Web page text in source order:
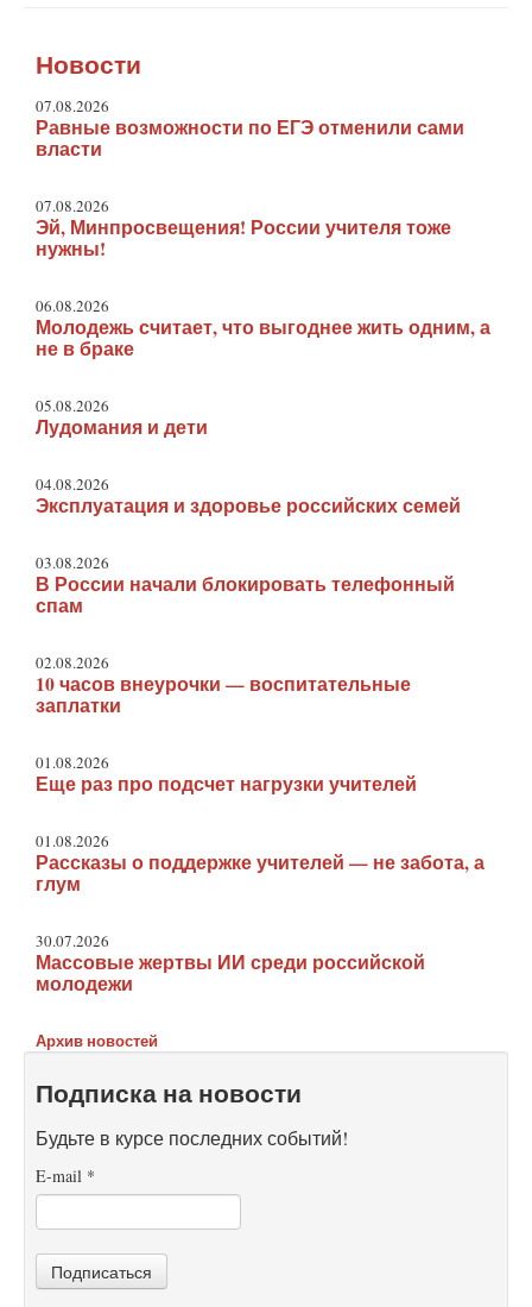
Новости
07.08.2026
Равные возможности по ЕГЭ отменили сами
власти
07.08.2026
Эй, Минпросвещения! России учителя тоже
нужны!
06.08.2026
Молодежь считает, что выгоднее жить одним, а
не в браке
05.08.2026
Лудомания и дети
04.08.2026
Эксплуатация и здоровье российских семей
03.08.2026
В России начали блокировать телефонный
спам
02.08.2026
10 часов внеурочки — воспитательные
заплатки
01.08.2026
Еще раз про подсчет нагрузки учителей
01.08.2026
Рассказы о поддержке учителей — не забота, а
глум
30.07.2026
Массовые жертвы ИИ среди российской
молодежи
Архив новостей
Подписка на новости
Будьте в курсе последних событий!
E-mail *
Подписаться